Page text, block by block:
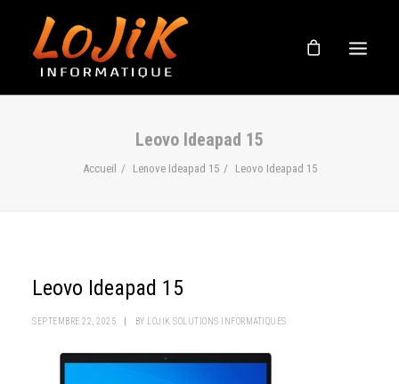
À PROPOS
NOUS JOINDRE
Leovo Ideapad 15
Accueil Lenove Ideapad 15 Leovo Ideapad 15
Leovo Ideapad 15
SEPTEMBRE 22, 2025 BY LOJIK SOLUTIONS INFORMATIQUES